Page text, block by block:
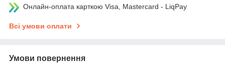
Онлайн-оплата карткою Visa, Mastercard - LiqPay
Всі умови оплати
Умови повернення